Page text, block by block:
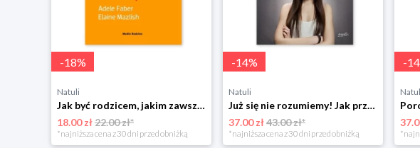
-18%
Natuli
Jak być rodzicem, jakim zawsze chciałeś być Media rodzina
18.00 zł22.00 zł*
*najniższa cena z 30 dni przed obniżką
-14%
Natuli
Już się nie rozumiemy! Jak przeżyć czas trzaskających drzwi Esprit
37.00 zł43.00 zł*
*najniższa cena z 30 dni przed obniżką
-14